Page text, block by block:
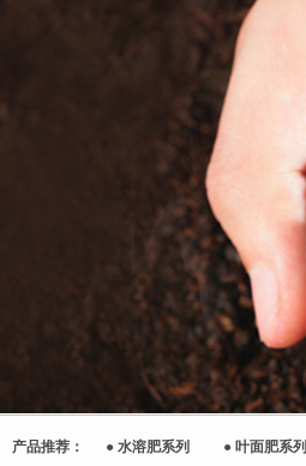
产品推荐： ● 水溶肥系列 ● 叶面肥系列